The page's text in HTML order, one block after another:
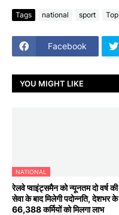
Tags national sport Top
Facebook
YOU MIGHT LIKE
NATIONAL
रेलवे प्वाइंट्समैन को न्यूनतम दो वर्ष की
सेवा के बाद मिलेगी पदोन्नति, देशभर के
66,388 कर्मियों को मिलगा लाभ